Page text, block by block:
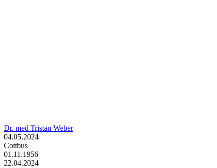
Dr. med Tristan Weber
04.05.2024
Cottbus
01.11.1956
22.04.2024